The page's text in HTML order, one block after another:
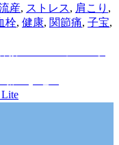
産, ストレス, 肩こり ,
栓, 健康, 関節痛, 子宝,
Lite